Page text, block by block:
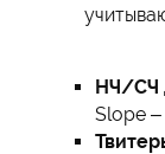
НЧ/СЧ
Slope